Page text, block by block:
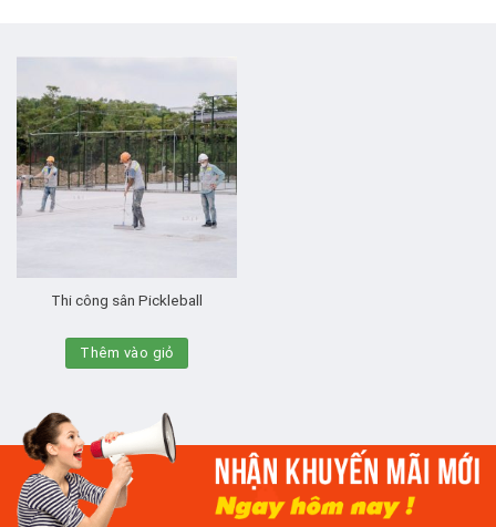
Thi công sân Pickleball
Thêm vào giỏ